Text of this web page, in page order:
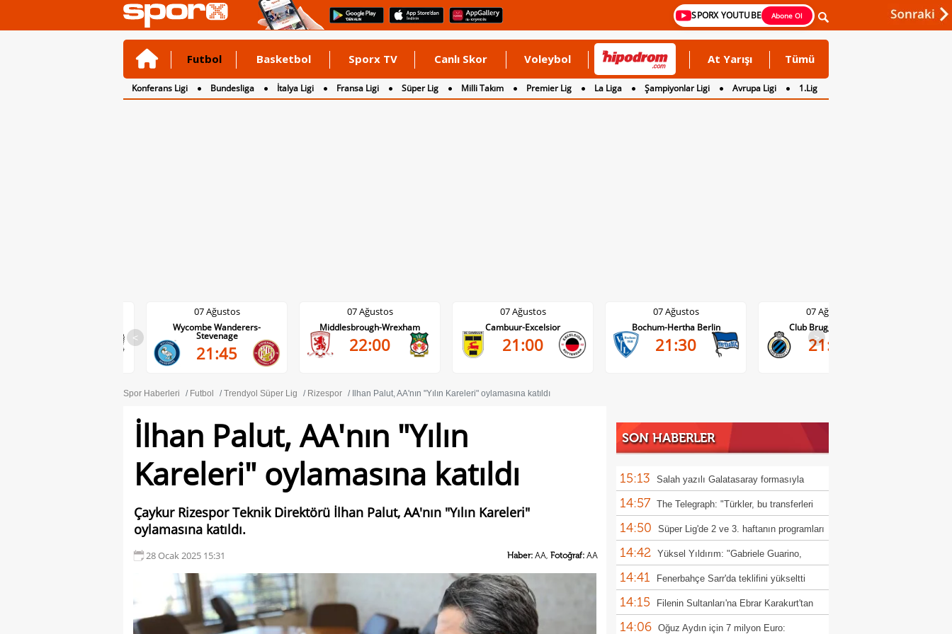
SPORX YOUTUBE Abone Ol
Futbol Basketbol Sporx TV Canlı Skor Voleybol At Yarışı Tümü
Konferans Ligi Bundesliga İtalya Ligi Fransa Ligi Süper Lig Milli Takım Premier Lig La Liga Şampiyonlar Ligi Avrupa Ligi
1.Lig
2. Lig
3. Lig
<
07 Ağustos
Wycombe Wanderers-
Stevenage
21:45
07 Ağustos
Middlesbrough-Wrexham
22:00
07 Ağustos
Cambuur-Excelsior
21:00
07 Ağustos
Bochum-Hertha Berlin
21:30
07 Ağustos
Club Brugge-Kortrijk
21:45
>
Spor Haberleri Futbol Trendyol Süper Lig Rizespor İlhan Palut, AA'nın "Yılın Kareleri" oylamasına katıldı
İlhan Palut, AA'nın "Yılın
Kareleri" oylamasına katıldı
Çaykur Rizespor Teknik Direktörü İlhan Palut, AA'nın "Yılın Kareleri"
oylamasına katıldı.
28 Ocak 2025 15:31 Haber: AA, Fotoğraf: AA
SON HABERLER
15:13 Salah yazılı Galatasaray formasıyla
gönlünü aldı: "Hepsini gidip bulacağım"
14:57 The Telegraph: "Türkler, bu transferleri
nasıl yapıyor?"
14:50 Süper Lig'de 2 ve 3. haftanın programları
açıklandı
14:42 Yüksel Yıldırım: "Gabriele Guarino,
Samsunspor'a hayırlı olsun"
14:41 Fenerbahçe Sarr'da teklifini yükseltti
14:15 Filenin Sultanları'na Ebrar Karakurt'tan
kötü haber
14:06 Oğuz Aydın için 7 milyon Euro: